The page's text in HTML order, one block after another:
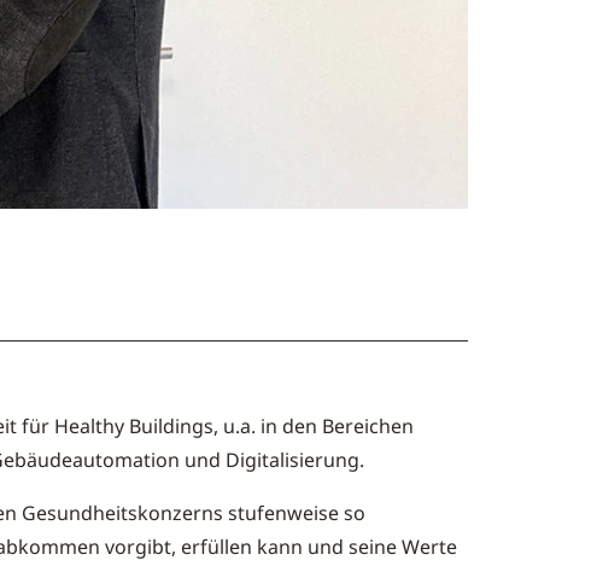
für Healthy Buildings, u.a. in den Bereichen
und Digitalisierung.
Gesundheitskonzerns stufenweise so
vorgibt, erfüllen kann und seine Werte